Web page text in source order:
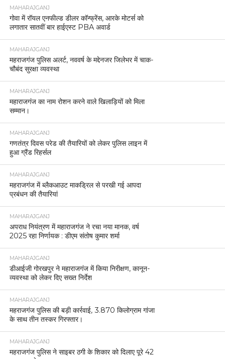
MAHARAJGANJ
गोवा में रॉयल एनफील्ड डीलर कॉन्फ्रेंस, आरके मोटर्स को
लगातार सातवीं बार हाईएस्ट PBA अवार्ड
MAHARAJGANJ
महराजगंज पुलिस अलर्ट, नववर्ष के मद्देनजर जिलेभर में चाक-
चौबंद सुरक्षा व्यवस्था
MAHARAJGANJ
महाराजगंज का नाम रोशन करने वाले खिलाड़ियों को मिला
सम्मान।
MAHARAJGANJ
गणतंत्र दिवस परेड की तैयारियों को लेकर पुलिस लाइन में
हुआ ग्रैंड रिहर्सल
MAHARAJGANJ
महराजगंज में ब्लैकआउट माकड्रिल से परखी गई आपदा
प्रबंधन की तैयारियां
MAHARAJGANJ
अपराध नियंत्रण में महाराजगंज ने रचा नया मानक, वर्ष
2025 रहा निर्णायक : डीएम संतोष कुमार शर्मा
MAHARAJGANJ
डीआईजी गोरखपुर ने महाराजगंज में किया निरीक्षण, कानून-
व्यवस्था को लेकर दिए सख्त निर्देश
MAHARAJGANJ
महराजगंज पुलिस की बड़ी कार्रवाई, 3.870 किलोग्राम गांजा
के साथ तीन तस्कर गिरफ्तार।
MAHARAJGANJ
महराजगंज पुलिस ने साइबर ठगी के शिकार को दिलाए पूरे 42